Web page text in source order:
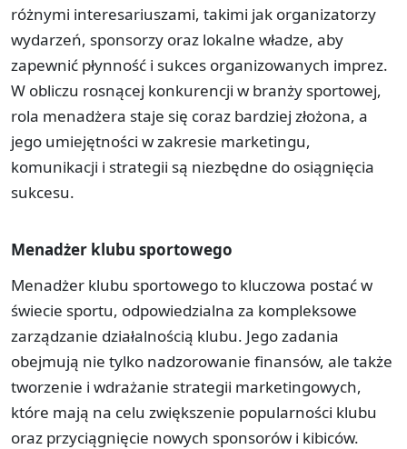
różnymi interesariuszami, takimi jak organizatorzy
wydarzeń, sponsorzy oraz lokalne władze, aby
zapewnić płynność i sukces organizowanych imprez.
W obliczu rosnącej konkurencji w branży sportowej,
rola menadżera staje się coraz bardziej złożona, a
jego umiejętności w zakresie marketingu,
komunikacji i strategii są niezbędne do osiągnięcia
sukcesu.
Menadżer klubu sportowego
Menadżer klubu sportowego to kluczowa postać w
świecie sportu, odpowiedzialna za kompleksowe
zarządzanie działalnością klubu. Jego zadania
obejmują nie tylko nadzorowanie finansów, ale także
tworzenie i wdrażanie strategii marketingowych,
które mają na celu zwiększenie popularności klubu
oraz przyciągnięcie nowych sponsorów i kibiców.